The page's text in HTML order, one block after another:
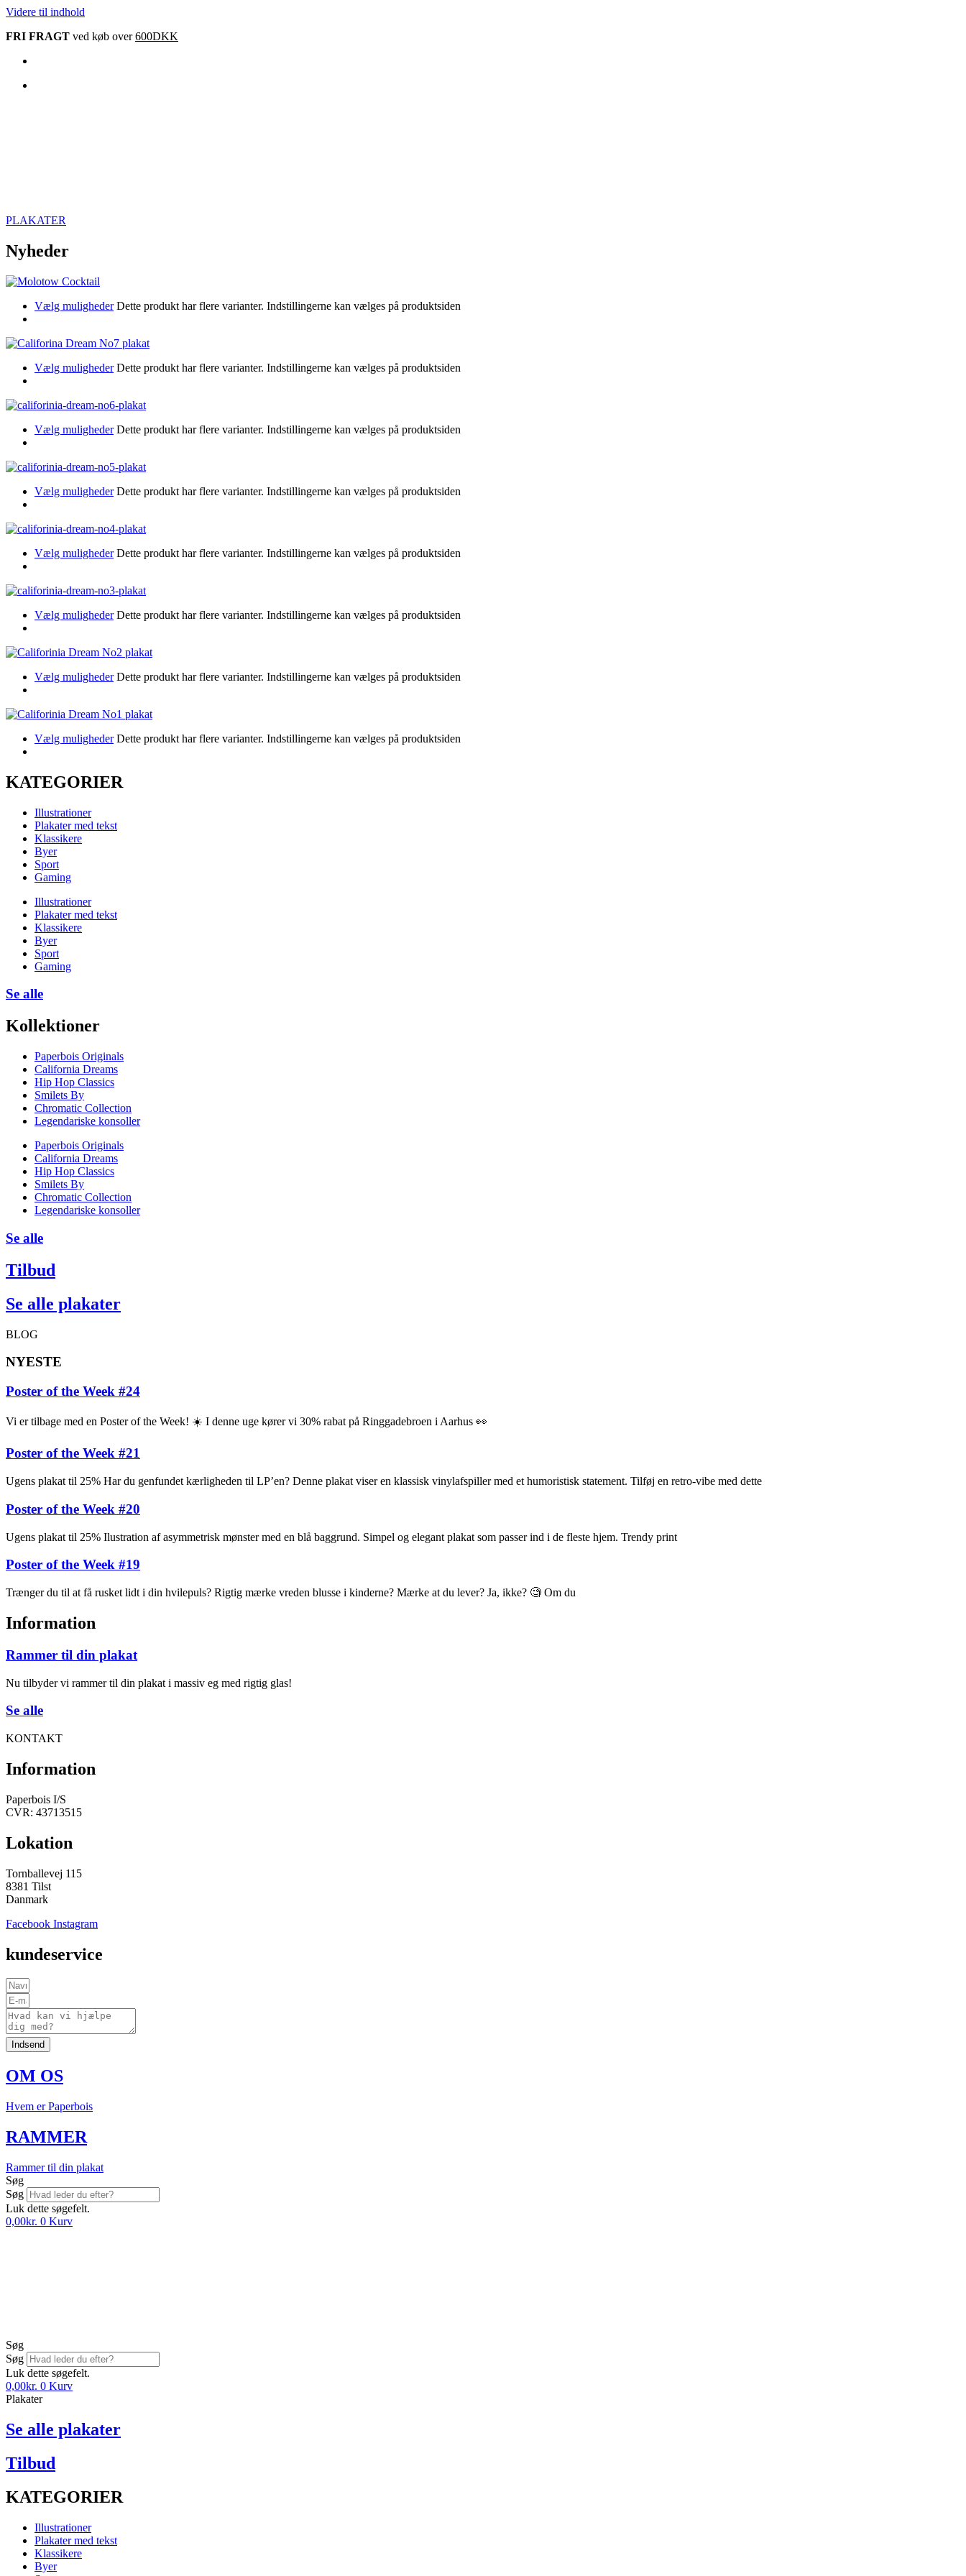
Videre til indhold
FRI FRAGT ved køb over600DKK
PLAKATER
Nyheder
Vælg muligheder Dette produkt har flere varianter. Indstillingerne kan vælges på produktsiden
Vælg muligheder Dette produkt har flere varianter. Indstillingerne kan vælges på produktsiden
Vælg muligheder Dette produkt har flere varianter. Indstillingerne kan vælges på produktsiden
Vælg muligheder Dette produkt har flere varianter. Indstillingerne kan vælges på produktsiden
Vælg muligheder Dette produkt har flere varianter. Indstillingerne kan vælges på produktsiden
Vælg muligheder Dette produkt har flere varianter. Indstillingerne kan vælges på produktsiden
Vælg muligheder Dette produkt har flere varianter. Indstillingerne kan vælges på produktsiden
Vælg muligheder Dette produkt har flere varianter. Indstillingerne kan vælges på produktsiden
KATEGORIER
Illustrationer
Plakater med tekst
Klassikere
Byer
Sport
Gaming
Illustrationer
Plakater med tekst
Klassikere
Byer
Sport
Gaming
Se alle
Kollektioner
Paperbois Originals
California Dreams
Hip Hop Classics
Smilets By
Chromatic Collection
Legendariske konsoller
Paperbois Originals
California Dreams
Hip Hop Classics
Smilets By
Chromatic Collection
Legendariske konsoller
Se alle
Tilbud
Se alle plakater
BLOG
NYESTE
Poster of the Week #24
Vi er tilbage med en Poster of the Week! ☀️ I denne uge kører vi 30% rabat på Ringgadebroen i Aarhus 👀
Poster of the Week #21
Ugens plakat til 25% Har du genfundet kærligheden til LP’en? Denne plakat viser en klassisk vinylafspiller med et humoristisk statement. Tilføj en retro-vibe med dette
Poster of the Week #20
Ugens plakat til 25% Ilustration af asymmetrisk mønster med en blå baggrund. Simpel og elegant plakat som passer ind i de fleste hjem. Trendy print
Poster of the Week #19
Trænger du til at få rusket lidt i din hvilepuls? Rigtig mærke vreden blusse i kinderne? Mærke at du lever? Ja, ikke? 🧐 Om du
Information
Rammer til din plakat
Nu tilbyder vi rammer til din plakat i massiv eg med rigtig glas!
Se alle
KONTAKT
Information
Paperbois I/S
CVR: 43713515
Lokation
Tornballevej 115
8381 Tilst
Danmark
Facebook Instagram
kundeservice
Indsend
OM OS
Hvem er Paperbois
RAMMER
Rammer til din plakat
Søg
Søg
Luk dette søgefelt.
0,00kr. 0 Kurv
Søg
Søg
Luk dette søgefelt.
0,00kr. 0 Kurv
Plakater
Se alle plakater
Tilbud
KATEGORIER
Illustrationer
Plakater med tekst
Klassikere
Byer